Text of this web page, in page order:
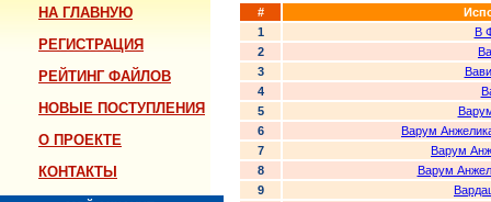
НА ГЛАВНУЮ
РЕГИСТРАЦИЯ
РЕЙТИНГ ФАЙЛОВ
НОВЫЕ ПОСТУПЛЕНИЯ
О ПРОЕКТЕ
КОНТАКТЫ
#
1
В
2
3
4
5
6
Варум
7
Варум
8
Варум
9